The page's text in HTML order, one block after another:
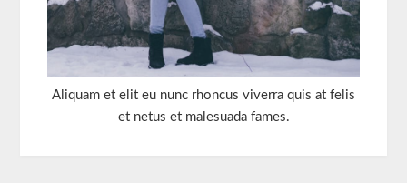
Aliquam et elit eu nunc rhoncus viverra quis at felis
et netus et malesuada fames.